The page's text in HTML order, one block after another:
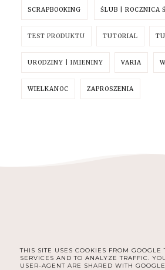
SCRAPBOOKING ŚLUB | ROCZNICA
TEST PRODUKTU TUTORIAL
URODZINY | IMIENINY VARIA
WIELKANOC ZAPROSZENIA
FACEBOOK
THIS SITE USES COOKIES FROM GOOGLE
SERVICES AND TO ANALYZE TRAFFIC.
USER-AGENT ARE SHARED WITH